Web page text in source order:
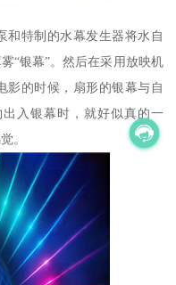
和特制的水幕发生器将水自
“银幕”。然后在采用放映机
影的时候，扇形的银幕与自
入银幕时，就好似真的一
。